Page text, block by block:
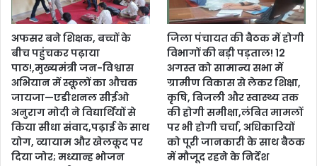
अफसर बने शिक्षक, बच्चों के
बीच पहुंचकर पढ़ाया
पाठ!,मुख्यमंत्री जन-विश्वास
अभियान में स्कूलों का औचक
जायजा—एडीशनल सीईओ
अनुराग मोदी ने विद्यार्थियों से
किया सीधा संवाद,पढ़ाई के साथ
योग, व्यायाम और खेलकूद पर
दिया जोर; मध्यान्ह भोजन
जिला पंचायत की बैठक में होगी
विभागों की बड़ी पड़ताल! 12
अगस्त को सामान्य सभा में
ग्रामीण विकास से लेकर शिक्षा,
कृषि, बिजली और स्वास्थ्य तक
की होगी समीक्षा,लंबित मामलों
पर भी होगी चर्चा, अधिकारियों
को पूरी जानकारी के साथ बैठक
में मौजूद रहने के निर्देश